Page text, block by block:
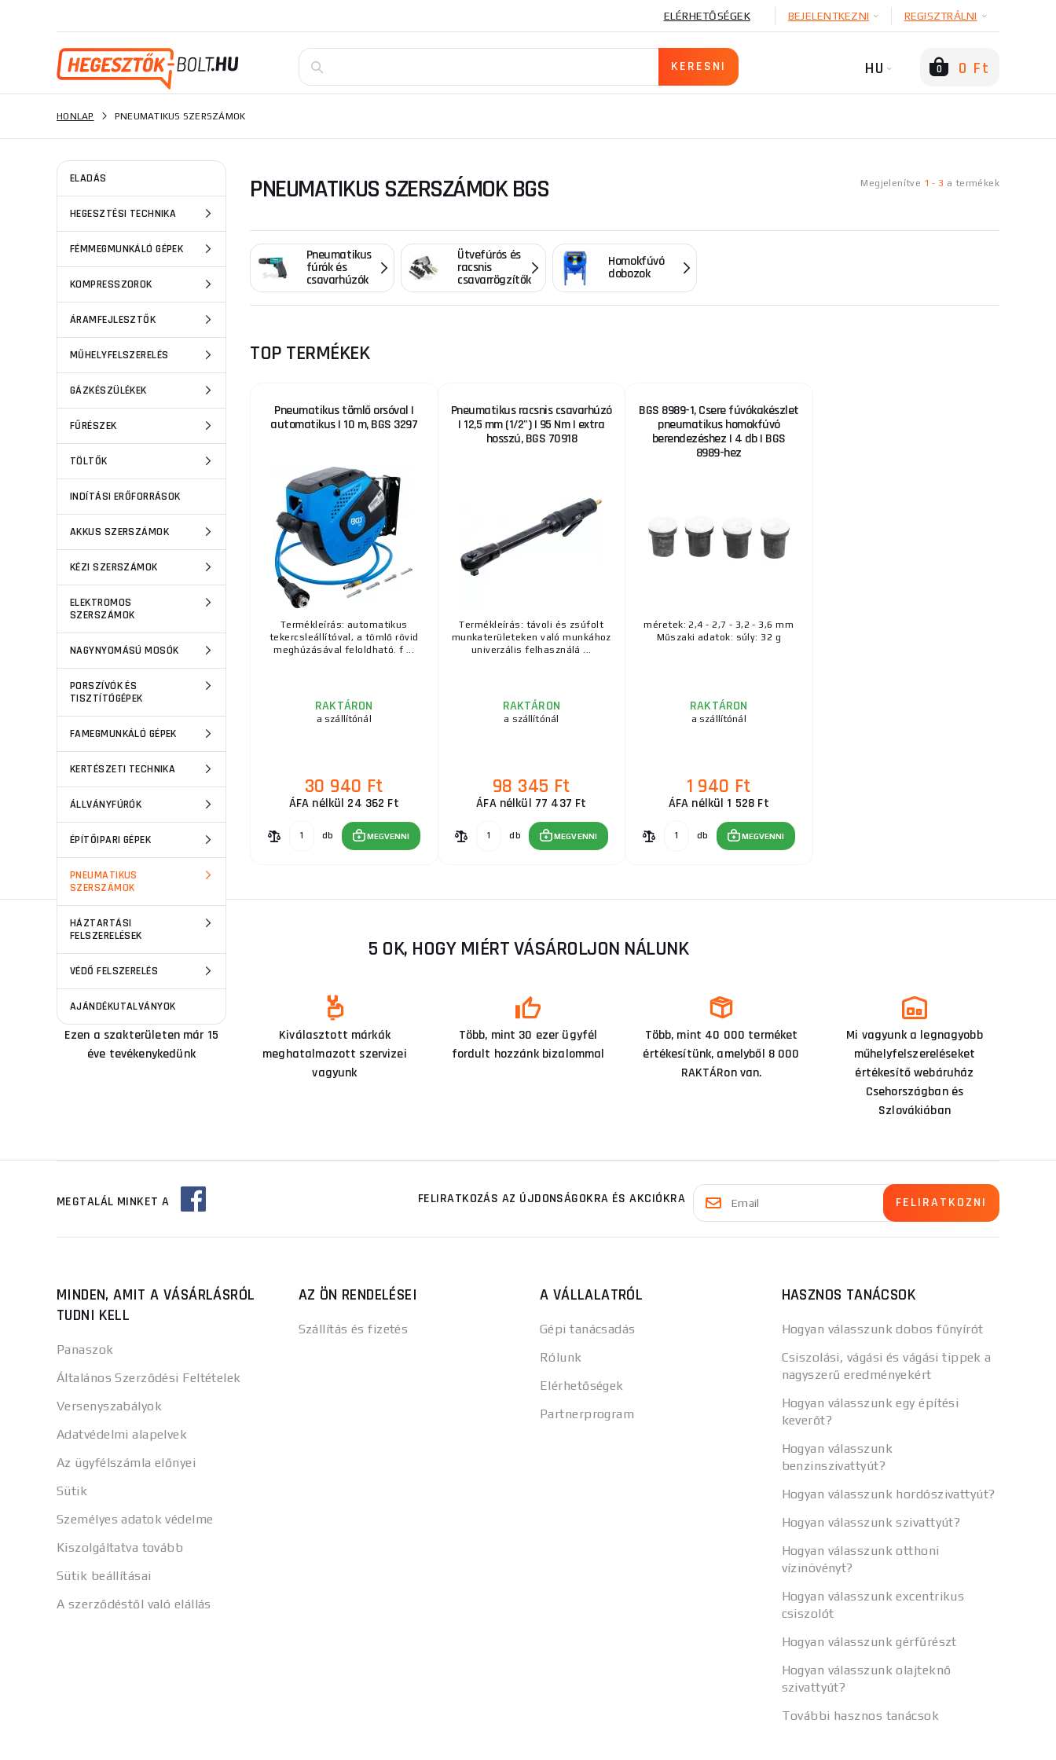
ELÉRHETŐSÉGEK BEJELENTKEZNI REGISZTRÁLNI
HU 0 0 Ft
ELADÁS
HEGESZTÉSI TECHNIKA
FÉMMEGMUNKÁLÓ GÉPEK
KOMPRESSZOROK
ÁRAMFEJLESZTŐK
MŰHELYFELSZERELÉS
GÁZKÉSZÜLÉKEK
FŰRÉSZEK
TÖLTŐK
INDÍTÁSI ERŐFORRÁSOK
AKKUS SZERSZÁMOK
KÉZI SZERSZÁMOK
ELEKTROMOS
SZERSZÁMOK
NAGYNYOMÁSÚ MOSÓK
PORSZÍVÓK ÉS
TISZTÍTÓGÉPEK
FAMEGMUNKÁLÓ GÉPEK
KERTÉSZETI TECHNIKA
ÁLLVÁNYFÚRÓK
ÉPÍTŐIPARI GÉPEK
PNEUMATIKUS
SZERSZÁMOK
HÁZTARTÁSI
FELSZERELÉSEK
VÉDŐ FELSZERELÉS
AJÁNDÉKUTALVÁNYOK
HONLAP PNEUMATIKUS SZERSZÁMOK
Megjelenítve 1 - 3 a termékek
PNEUMATIKUS SZERSZÁMOK BGS
Pneumatikus
fúrók és
csavarhúzók
Ütvefúrós és
racsnis
csavarrögzítők
Homokfúvó
dobozok
TOP TERMÉKEK
Pneumatikus tömlő orsóval |
automatikus | 10 m, BGS 3297
Termékleírás: automatikus
tekercsleállítóval, a tömlő rövid
meghúzásával feloldható. f ...
RAKTÁRON
a szállítónál
30 940 Ft
ÁFA nélkül 24 362 Ft
db MEGVENNI
Pneumatikus racsnis csavarhúzó
| 12,5 mm (1/2") | 95 Nm | extra
hosszú, BGS 70918
Termékleírás: távoli és zsúfolt
munkaterületeken való munkához
univerzális felhasználá ...
RAKTÁRON
a szállítónál
98 345 Ft
ÁFA nélkül 77 437 Ft
db MEGVENNI
BGS 8989-1, Csere fúvókakészlet
pneumatikus homokfúvó
berendezéshez | 4 db | BGS
8989-hez
méretek: 2,4 - 2,7 - 3,2 - 3,6 mm
Műszaki adatok: súly: 32 g
RAKTÁRON
a szállítónál
1 940 Ft
ÁFA nélkül 1 528 Ft
db MEGVENNI
5 OK, HOGY MIÉRT VÁSÁROLJON NÁLUNK
Ezen a szakterületen már 15
éve tevékenykedünk
Kiválasztott márkák
meghatalmazott szervizei
vagyunk
Több, mint 30 ezer ügyfél
fordult hozzánk bizalommal
Több, mint 40 000 terméket
értékesítünk, amelyből 8 000
RAKTÁRon van.
Mi vagyunk a legnagyobb
műhelyfelszereléseket
értékesítő webáruház
Csehországban és
Szlovákiában
MEGTALÁL MINKET A FELIRATKOZÁS AZ ÚJDONSÁGOKRA ÉS AKCIÓKRA
MINDEN, AMIT A VÁSÁRLÁSRÓL
TUDNI KELL
Panaszok
Általános Szerződési Feltételek
Versenyszabályok
Adatvédelmi alapelvek
Az ügyfélszámla előnyei
Sütik
Személyes adatok védelme
Kiszolgáltatva tovább
Sütik beállításai
A szerződéstől való elállás
AZ ÖN RENDELÉSEI
Szállítás és fizetés
A VÁLLALATRÓL
Gépi tanácsadás
Rólunk
Elérhetőségek
Partnerprogram
HASZNOS TANÁCSOK
Hogyan válasszunk dobos fűnyírót
Csiszolási, vágási és vágási tippek a
nagyszerű eredményekért
Hogyan válasszunk egy építési
keverőt?
Hogyan válasszunk
benzinszivattyút?
Hogyan válasszunk hordószivattyút?
Hogyan válasszunk szivattyút?
Hogyan válasszunk otthoni
vízinövényt?
Hogyan válasszunk excentrikus
csiszolót
Hogyan válasszunk gérfűrészt
Hogyan válasszunk olajteknő
szivattyút?
További hasznos tanácsok